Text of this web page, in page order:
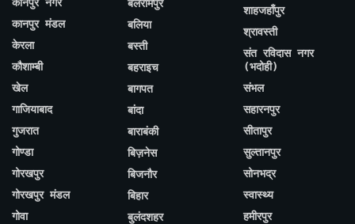
कानपुर मंडल
केरला
कौशाम्बी
खेल
गाजियाबाद
गुजरात
गोण्डा
गोरखपुर
गोरखपुर मंडल
गोवा
बलरामपुर
बलिया
बस्ती
बहराइच
बागपत
बांदा
बाराबंकी
बिज़नेस
बिजनौर
बिहार
बुलंदशहर
शाहजहाँपुर
श्रावस्ती
संत रविदास नगर
(भदोही)
संभल
सहारनपुर
सीतापुर
सुल्तानपुर
सोनभद्र
स्वास्थ्य
हमीरपुर